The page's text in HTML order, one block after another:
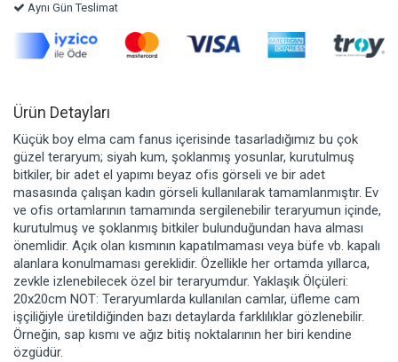
Aynı Gün Teslimat
Ürün Detayları
Küçük boy elma cam fanus içerisinde tasarladığımız bu çok
güzel teraryum; siyah kum, şoklanmış yosunlar, kurutulmuş
bitkiler, bir adet el yapımı beyaz ofis görseli ve bir adet
masasında çalışan kadın görseli kullanılarak tamamlanmıştır. Ev
ve ofis ortamlarının tamamında sergilenebilir teraryumun içinde,
kurutulmuş ve şoklanmış bitkiler bulunduğundan hava alması
önemlidir. Açık olan kısmının kapatılmaması veya büfe vb. kapalı
alanlara konulmaması gereklidir. Özellikle her ortamda yıllarca,
zevkle izlenebilecek özel bir teraryumdur. Yaklaşık Ölçüleri:
20x20cm NOT: Teraryumlarda kullanılan camlar, üfleme cam
işçiliğiyle üretildiğinden bazı detaylarda farklılıklar gözlenebilir.
Örneğin, sap kısmı ve ağız bitiş noktalarının her biri kendine
özgüdür.